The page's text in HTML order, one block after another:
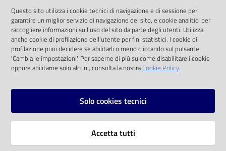
Chiedi al
bibliotecario
Avvisi
Orari
solo alle condizioni previste dalla direttiva
comunitaria 2003/98/CE e dal d.lgs. 36/2006
SOCIAL
Instagram
Vai alla pagina
Questo sito utilizza i cookie tecnici di navigazione e di sessione per
garantire un miglior servizio di navigazione del sito, e cookie analitici per
raccogliere informazioni sull'uso del sito da parte degli utenti. Utilizza
anche cookie di profilazione dell'utente per fini statistici. I cookie di
profilazione puoi decidere se abilitarli o meno cliccando sul pulsante
'Cambia le impostazioni'. Per saperne di più su come disabilitare i cookie
oppure abilitarne solo alcuni, consulta la nostraCookie Policy.
Solo cookies tecnici
Accetta tutti